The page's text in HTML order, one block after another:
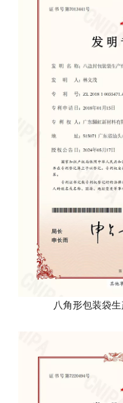
八角形包装袋